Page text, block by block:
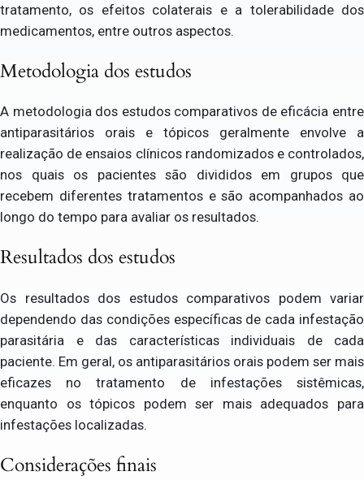
tratamento, os efeitos colaterais e a tolerabilidade dos
medicamentos, entre outros aspectos.
Metodologia dos estudos
A metodologia dos estudos comparativos de eficácia entre
antiparasitários orais e tópicos geralmente envolve a
realização de ensaios clínicos randomizados e controlados,
nos quais os pacientes são divididos em grupos que
recebem diferentes tratamentos e são acompanhados ao
longo do tempo para avaliar os resultados.
Resultados dos estudos
Os resultados dos estudos comparativos podem variar
dependendo das condições específicas de cada infestação
parasitária e das características individuais de cada
paciente. Em geral, os antiparasitários orais podem ser mais
eficazes no tratamento de infestações sistêmicas,
enquanto os tópicos podem ser mais adequados para
infestações localizadas.
Considerações finais